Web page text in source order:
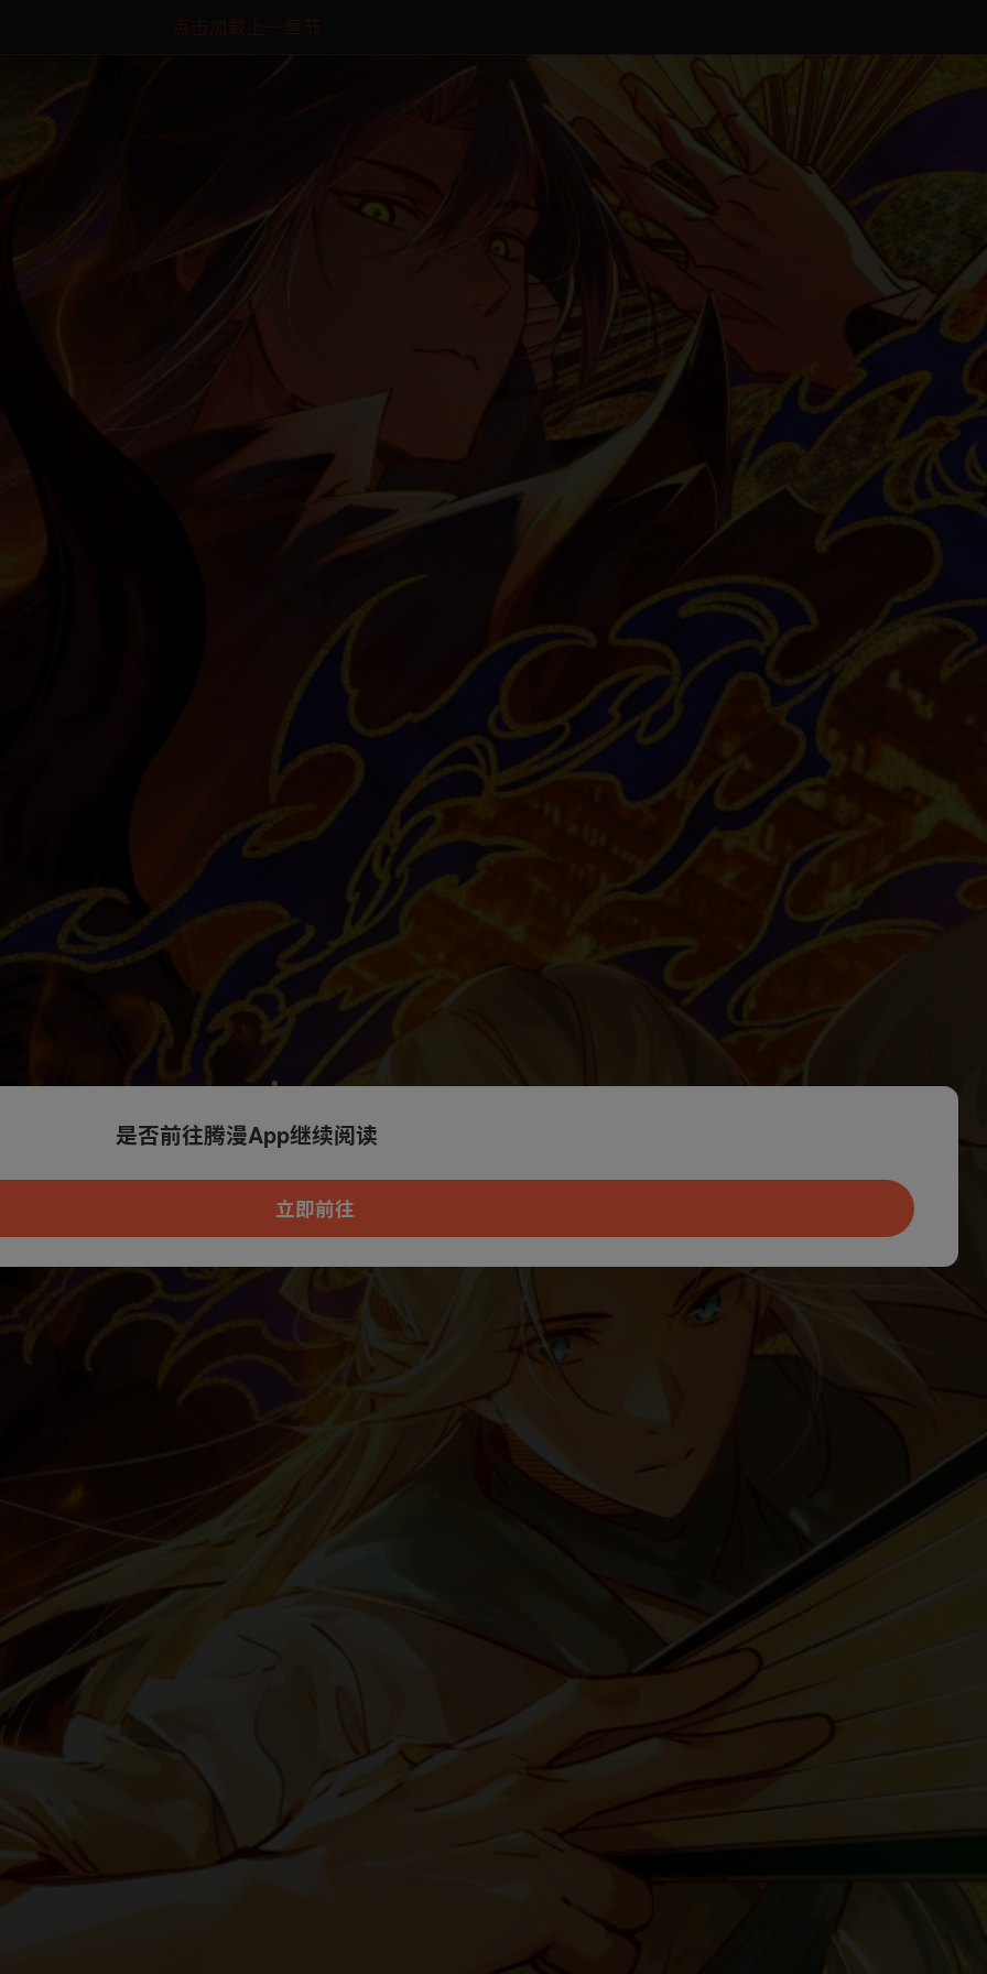
点击加载上一章节
本章节仅支持App阅读，可打开App新用
户7天免费看
是否前往腾漫App继续阅读
立即前往